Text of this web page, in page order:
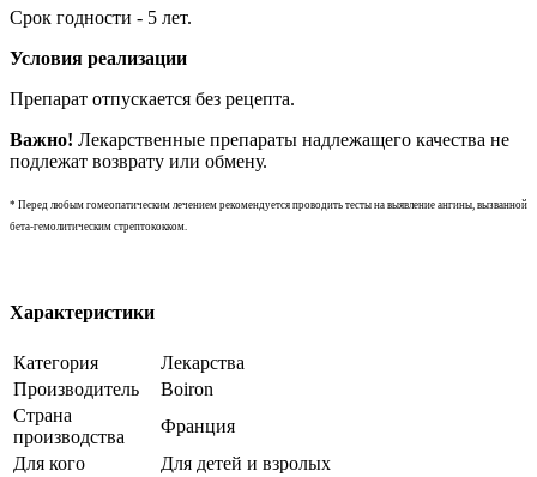
Срок годности - 5 лет.
Условия реализации
Препарат отпускается без рецепта.
Важно! Лекарственные препараты надлежащего качества не
подлежат возврату или обмену.
* Перед любым гомеопатическим лечением рекомендуется проводить тесты на выявление ангины, вызванной
бета-гемолитическим стрептококком.
Характеристики
Категория
Лекарства
Производитель
Boiron
Страна
производства
Франция
Для кого
Для детей и взролых